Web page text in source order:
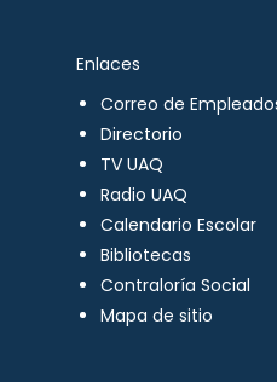
Enlaces
Correo de
Directorio
TV UAQ
Radio UAQ
Calendario Escolar
Bibliotecas
Contraloría Social
Mapa de sitio